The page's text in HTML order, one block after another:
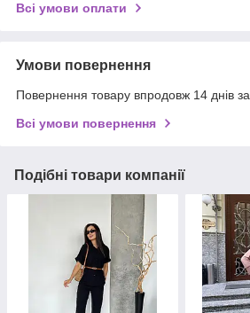
Всі умови оплати
Умови повернення
Повернення товару впродовж 14 днів
Всі умови повернення
Подібні товари компанії